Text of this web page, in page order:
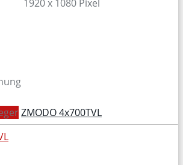
1920 x 1080 Pixel
ZMODO 4x700TVL